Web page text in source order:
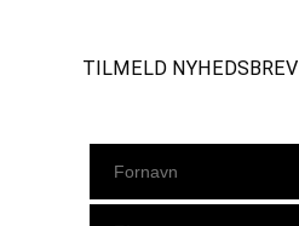
TILMELD NYHEDSBREV